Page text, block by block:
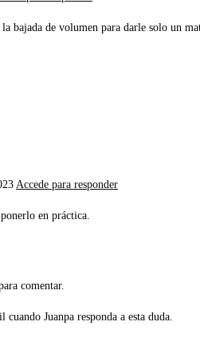
bajada de volumen para darle solo un
Accede para responder
en práctica.
comentar.
Juanpa responda a esta duda.